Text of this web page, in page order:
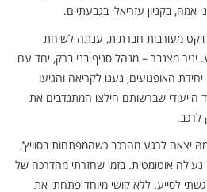
בקניון עזריאלי בגבעתיים.
מעורבות חברתית, ענתה לשיחת
יניר מצנבר – מנהל סניף בני ברק, יחד עם
יחידת האופנועים, נענו לקריאה והגיעו
הייעודי שברשותם חילצו המתנדבים את
לרכב.
יצאה לרגע מהרכב כשהמפתחות בסוויץ’,
אוטומטית. בזמן שחזרתי מהדרכה של
לסייע. ללא קושי מיוחד פתחתי את